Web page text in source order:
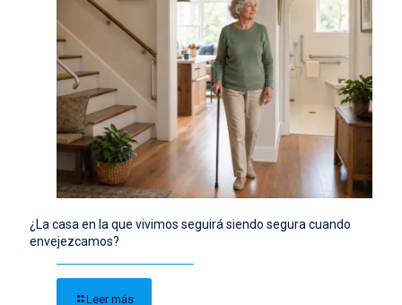
¿La casa en la que vivimos seguirá siendo segura cuando
envejezcamos?
Leer más